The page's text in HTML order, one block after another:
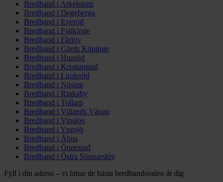
Bredband i Arkelstorp
Bredband i Degeberga
Bredband i Everöd
Bredband i Fjälkinge
Bredband i Färlöv
Bredband i Gärds Köpinge
Bredband i Huaröd
Bredband i Kristianstad
Bredband i Linderöd
Bredband i Näsum
Bredband i Rinkaby
Bredband i Tollarp
Bredband i Villands Vånga
Bredband i Vinslöv
Bredband i Yngsjö
Bredband i Åhus
Bredband i Önnestad
Bredband i Östra Sönnarslöv
Fyll i din adress – vi hittar de bästa bredbandsvalen åt dig